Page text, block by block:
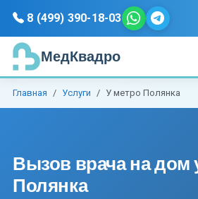
8 (499) 390-18-03
МедКвадро
Главная Услуги У метро Полянка
Вызов врача на дом
Полянка